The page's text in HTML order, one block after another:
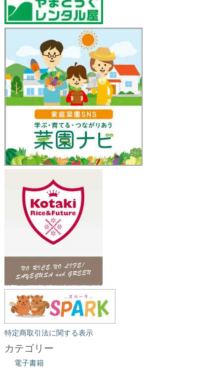
特定商取引法に関する表示
カテゴリー
電子書籍